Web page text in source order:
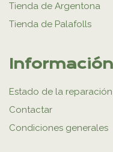
Tienda de Argentona
Tienda de Palafolls
Información
Estado de la reparación
Contactar
Condiciones generales